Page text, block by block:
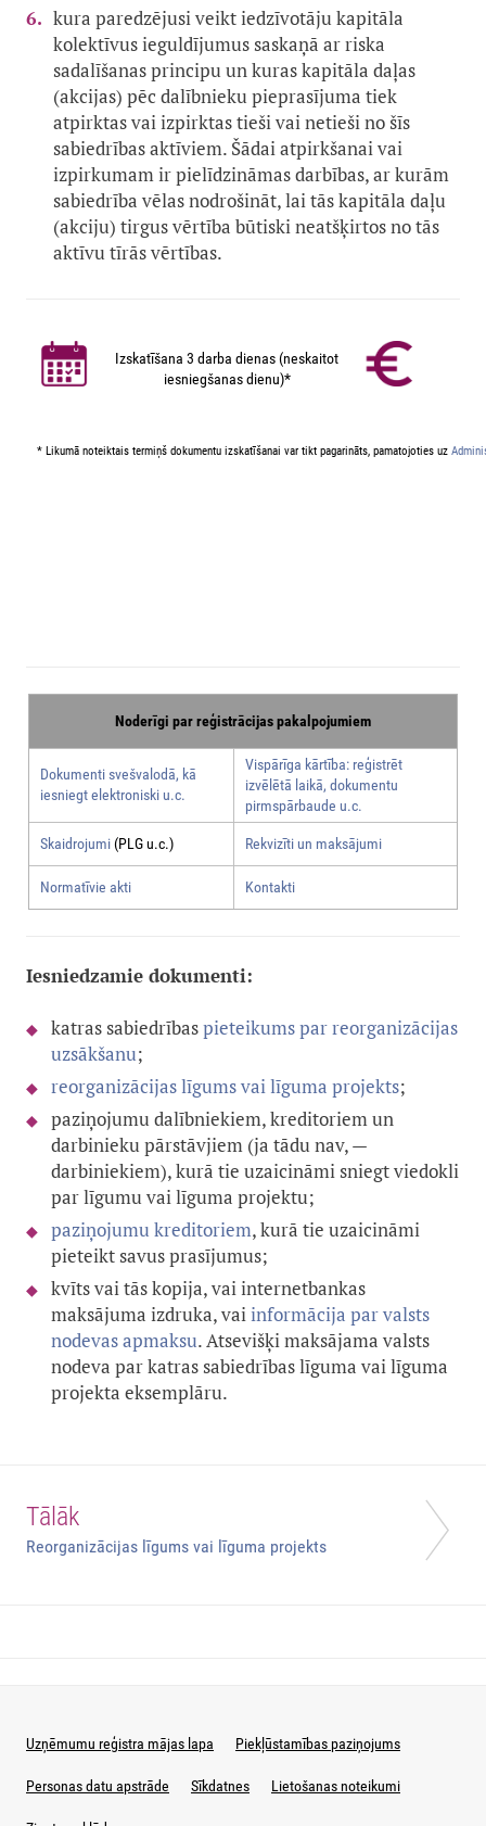
kura paredzējusi veikt iedzīvotāju kapitāla
kolektīvus ieguldījumus saskaņā ar riska
sadalīšanas principu un kuras kapitāla daļas
(akcijas) pēc dalībnieku pieprasījuma tiek
atpirktas vai izpirktas tieši vai netieši no šīs
sabiedrības aktīviem. Šādai atpirkšanai vai
izpirkumam ir pielīdzināmas darbības, ar kurām
sabiedrība vēlas nodrošināt, lai tās kapitāla daļu
(akciju) tirgus vērtība būtiski neatšķirtos no tās
aktīvu tīrās vērtības.
Izskatīšana 3 darba dienas (neskaitot
iesniegšanas dienu)*
* Likumā noteiktais termiņš dokumentu izskatīšanai var tikt pagarināts, pamatojoties uz
Noderīgi par reģistrācijas pakalpojumiem
Dokumenti svešvalodā, kā
iesniegt elektroniski u.c.
Vispārīga kārtība: reģistrēt
izvēlētā laikā, dokumentu
pirmspārbaude u.c.
Skaidrojumi(PLG u.c.) Rekvizīti un maksājumi
Normatīvie akti Kontakti
Iesniedzamie dokumenti:
katras sabiedrībaspieteikums par reorganizācijas
uzsākšanu;
reorganizācijas līgums vai līguma projekts;
paziņojumu dalībniekiem, kreditoriem un
darbinieku pārstāvjiem (ja tādu nav, —
darbiniekiem), kurā tie uzaicināmi sniegt viedokli
par līgumu vai līguma projektu;
paziņojumu kreditoriem, kurā tie uzaicināmi
pieteikt savus prasījumus;
kvīts vai tās kopija, vai internetbankas
maksājuma izdruka, vaiinformācija par valsts
nodevas apmaksu. Atsevišķi maksājama valsts
nodeva par katras sabiedrības līguma vai līguma
projekta eksemplāru.
Tālāk
Reorganizācijas līgums vai līguma projekts
Uzņēmumu reģistra mājas lapa Piekļūstamības paziņojums
Personas datu apstrāde Sīkdatnes Lietošanas noteikumi